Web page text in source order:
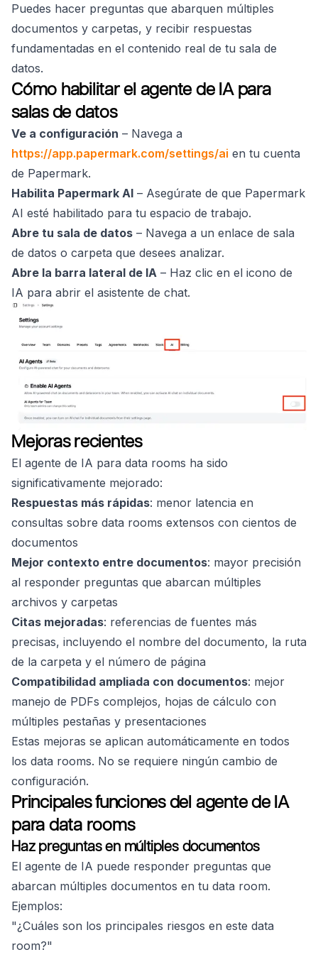
Puedes hacer preguntas que abarquen múltiples
documentos y carpetas, y recibir respuestas
fundamentadas en el contenido real de tu sala de
datos.
Cómo habilitar el agente de IA para
salas de datos
Ve a configuración – Navega a
https://app.papermark.com/settings/ai en tu cuenta
de Papermark.
Habilita Papermark AI – Asegúrate de que Papermark
AI esté habilitado para tu espacio de trabajo.
Abre tu sala de datos – Navega a un enlace de sala
de datos o carpeta que desees analizar.
Abre la barra lateral de IA – Haz clic en el icono de
IA para abrir el asistente de chat.
Mejoras recientes
El agente de IA para data rooms ha sido
significativamente mejorado:
Respuestas más rápidas: menor latencia en
consultas sobre data rooms extensos con cientos de
documentos
Mejor contexto entre documentos: mayor precisión
al responder preguntas que abarcan múltiples
archivos y carpetas
Citas mejoradas: referencias de fuentes más
precisas, incluyendo el nombre del documento, la ruta
de la carpeta y el número de página
Compatibilidad ampliada con documentos: mejor
manejo de PDFs complejos, hojas de cálculo con
múltiples pestañas y presentaciones
Estas mejoras se aplican automáticamente en todos
los data rooms. No se requiere ningún cambio de
configuración.
Principales funciones del agente de IA
para data rooms
Haz preguntas en múltiples documentos
El agente de IA puede responder preguntas que
abarcan múltiples documentos en tu data room.
Ejemplos:
"¿Cuáles son los principales riesgos en este data
room?"